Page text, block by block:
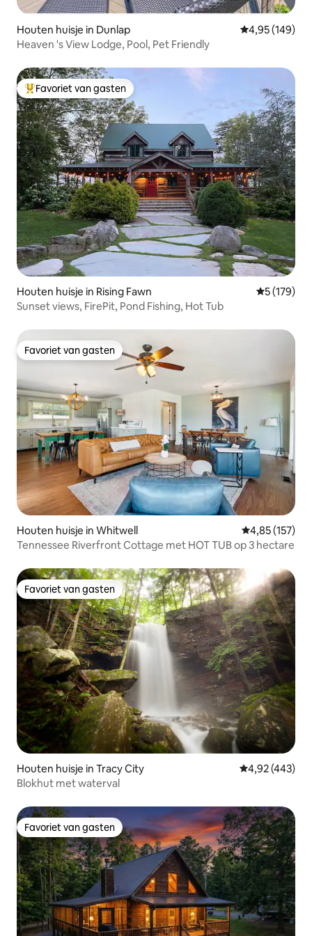
Houten huisje in Dunlap Gemiddelde
4,95 (149)
Heaven 's View Lodge, Pool, Pet Friendly
Topfavoriet van gasten
Favoriet van gasten
Houten huisje in Rising Fawn
5 (179)
Sunset views, FirePit, Pond Fishing, Hot Tub
Favoriet van gasten
Favoriet van gasten
Houten huisje in Whitwell Gemiddelde
4,85 (157)
Tennessee Riverfront Cottage met HOT TUB op 3 hectare
Favoriet van gasten
Favoriet van gasten
Houten huisje in Tracy City Gemiddelde
4,92 (443)
Blokhut met waterval
Favoriet van gasten
Favoriet van gasten